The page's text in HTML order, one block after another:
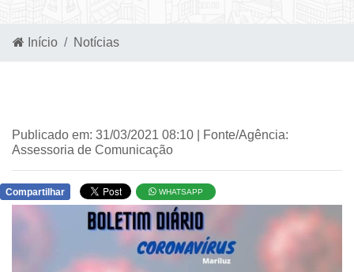
Início Notícias
Publicado em: 31/03/2021 08:10 | Fonte/Agência:
Assessoria de Comunicação
Compartilhar WHATSAPP